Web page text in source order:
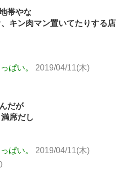
帯やな
キン肉マン置いてたりする店
ぱい。
2019/04/11(木)
だが
席だし
ぱい。
2019/04/11(木)